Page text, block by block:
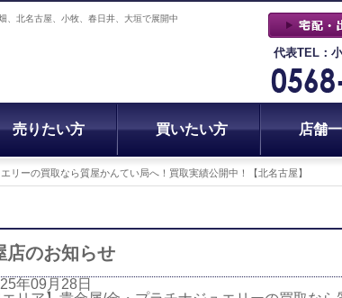
、北名古屋、小牧、春日井、大垣で展開中
代表TEL：
売りたい方 買いたい方 店舗
リーの買取なら質屋かんてい局へ！買取実績公開中！【北名古屋】
店のお知らせ
年09月28日